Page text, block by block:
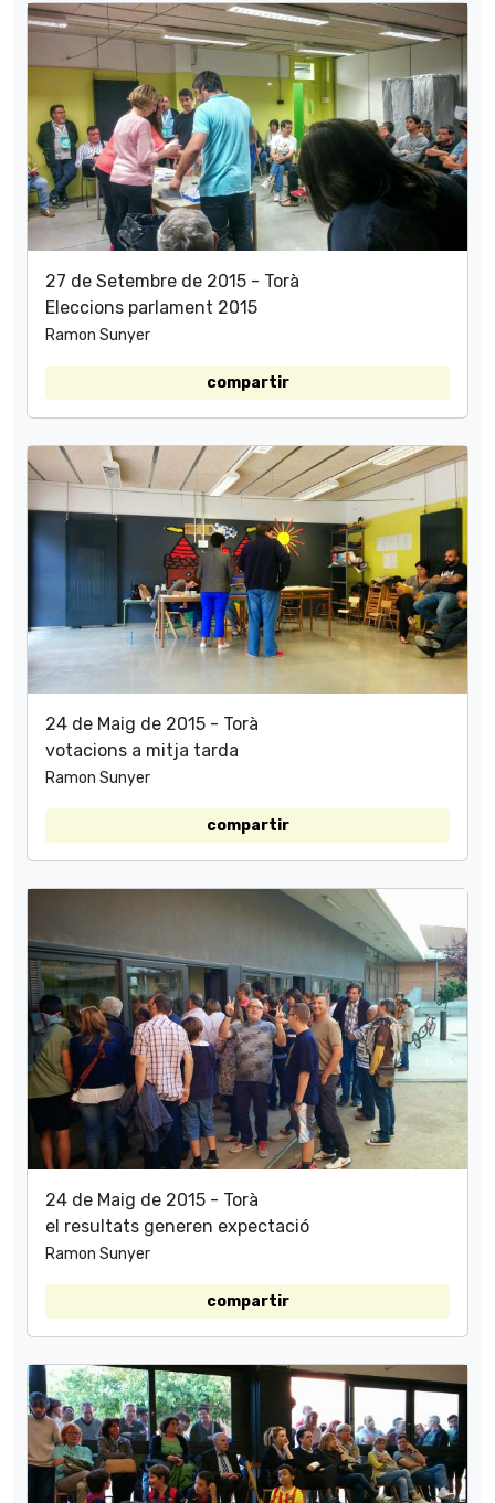
27 de Setembre de 2015 - Torà
Eleccions parlament 2015
Ramon Sunyer
compartir
24 de Maig de 2015 - Torà
votacions a mitja tarda
Ramon Sunyer
compartir
24 de Maig de 2015 - Torà
el resultats generen expectació
Ramon Sunyer
compartir